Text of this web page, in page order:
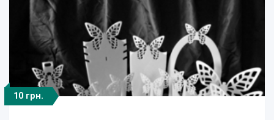
50 грн.
250 грн.
250 грн.
10 грн. 50 грн.
250 грн.